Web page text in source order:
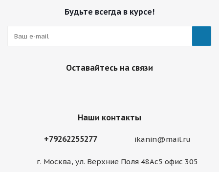
Будьте всегда в курсе!
Оставайтесь на связи
Наши контакты
+79262255277 ikanin@mail.ru
г. Москва, ул. Верхние Поля 48Ас5 офис 305